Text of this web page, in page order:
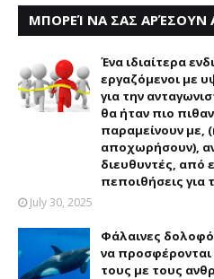
ΜΠΟΡΕΊ ΝΑ ΣΑΣ ΑΡΈΣΟΥΝ
Ένα ιδιαίτερα
εργαζόμενοι με
για την
θα ήταν πιο
παραμείνουν με,
αποχωρήσουν),
διευθυντές, από
πεποιθήσεις για
July 30, 2025
Φάλαινες
να
τους με τους